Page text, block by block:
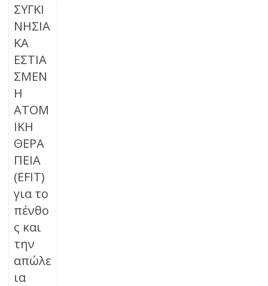
ΣΥΓΚΙ
ΝΗΣΙΑ
ΚΑ
ΕΣΤΙΑ
ΣΜΕΝ
Η
ΑΤΟΜ
ΙΚΗ
ΘΕΡΑ
ΠΕΙΑ
(EFIT)
για το
πένθο
ς και
την
απώλε
ια